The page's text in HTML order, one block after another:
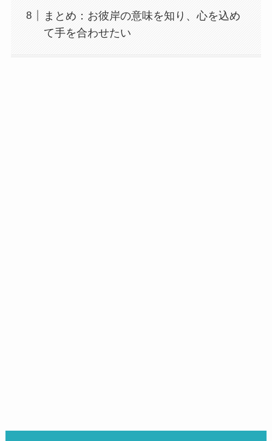
まとめ：お彼岸の意味を知り、心を込め
て手を合わせたい